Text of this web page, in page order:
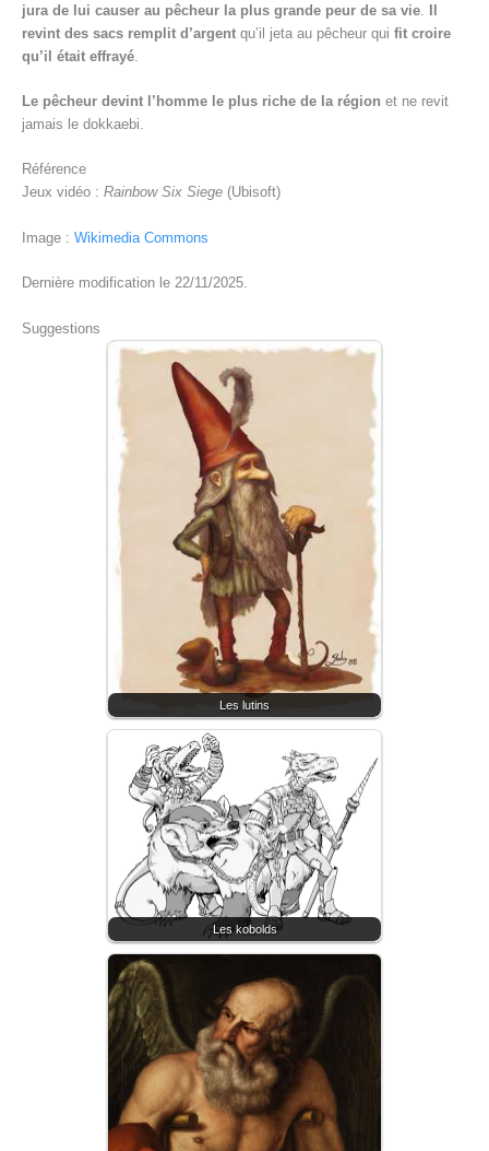
jura de lui causer au pêcheur la plus grande peur de sa vie Il
revint des sacs remplit d’argent qu’il jeta au pêcheur qui fit croire
qu’il était effrayé
Le pêcheur devint l’homme le plus riche de la région et ne revit
jamais le dokkaebi.
Référence
Jeux vidéo : Rainbow Six Siege (Ubisoft)
Image : Wikimedia Commons
Dernière modification le 22/11/2025.
Suggestions
Les lutins
Les kobolds